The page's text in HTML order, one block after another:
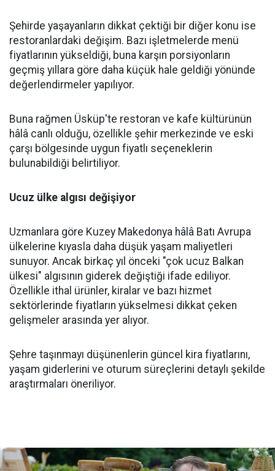
Şehirde yaşayanların dikkat çektiği bir diğer konu ise
restoranlardaki değişim. Bazı işletmelerde menü
fiyatlarının yükseldiği, buna karşın porsiyonların
geçmiş yıllara göre daha küçük hale geldiği yönünde
değerlendirmeler yapılıyor.
Buna rağmen Üsküp'te restoran ve kafe kültürünün
hâlâ canlı olduğu, özellikle şehir merkezinde ve eski
çarşı bölgesinde uygun fiyatlı seçeneklerin
bulunabildiği belirtiliyor.
Ucuz ülke algısı değişiyor
Uzmanlara göre Kuzey Makedonya hâlâ Batı Avrupa
ülkelerine kıyasla daha düşük yaşam maliyetleri
sunuyor. Ancak birkaç yıl önceki "çok ucuz Balkan
ülkesi" algısının giderek değiştiği ifade ediliyor.
Özellikle ithal ürünler, kiralar ve bazı hizmet
sektörlerinde fiyatların yükselmesi dikkat çeken
gelişmeler arasında yer alıyor.
Şehre taşınmayı düşünenlerin güncel kira fiyatlarını,
yaşam giderlerini ve oturum süreçlerini detaylı şekilde
araştırmaları öneriliyor.